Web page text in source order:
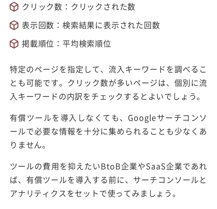
クリック数：クリックされた数
表示回数：検索結果に表示された回数
掲載順位：平均検索順位
特定のページを指定して、流入キーワードを調べるこ
とも可能です。クリック数が多いページは、個別に流
入キーワードの内訳をチェックするとよいでしょう。
有償ツールを導入しなくても、Googleサーチコンソ
ールで必要な情報を十分に集められることも少なくあ
りません。
ツールの費用を抑えたいBtoB企業やSaaS企業であれ
ば、有償ツールを導入する前に、サーチコンソールと
アナリティクスをセットで使ってみましょう。